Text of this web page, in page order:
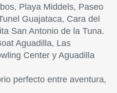
Playa Middels, Paseo
Guajataca, Cara del
San Antonio de la Tuna.
Aguadilla, Las
Center y Aguadilla
perfecto entre aventura,